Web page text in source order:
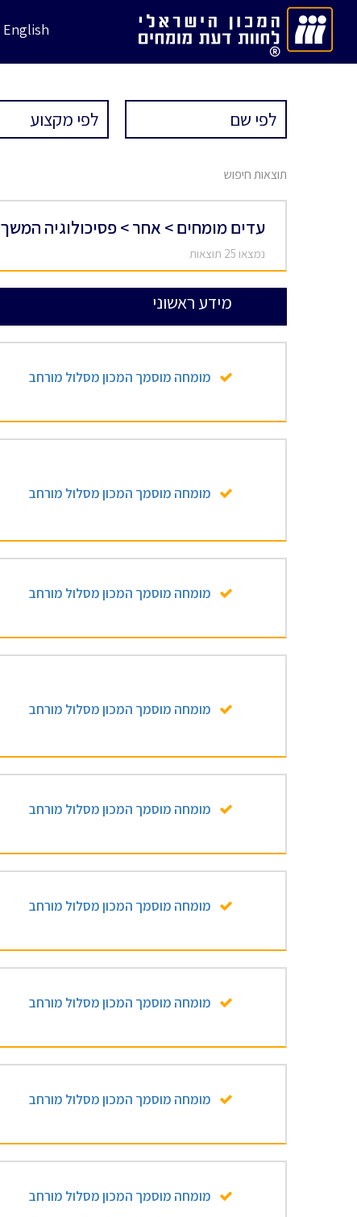
English
תוצאות חיפוש
עדים מומחים > אחר > פסיכולוגיה המשך
נמצאו 25 תוצאות
מידע ראשוני
מומחה מוסמך המכון מסלול מורחב
מומחה מוסמך המכון מסלול מורחב
מומחה מוסמך המכון מסלול מורחב
מומחה מוסמך המכון מסלול מורחב
מומחה מוסמך המכון מסלול מורחב
מומחה מוסמך המכון מסלול מורחב
מומחה מוסמך המכון מסלול מורחב
מומחה מוסמך המכון מסלול מורחב
מומחה מוסמך המכון מסלול מורחב